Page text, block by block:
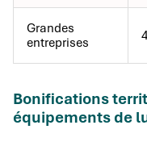
Grandes
entreprises
Bonifications
équipements de